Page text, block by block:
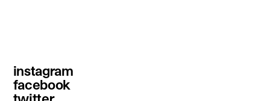
instagram
facebook
twitter